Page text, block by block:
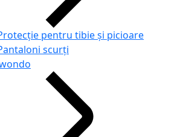
pentru tibie și picioare
scurți